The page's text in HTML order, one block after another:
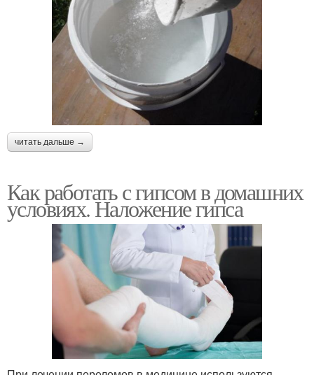
читать дальше →
Как работать с гипсом в домашних
условиях. Наложение гипса